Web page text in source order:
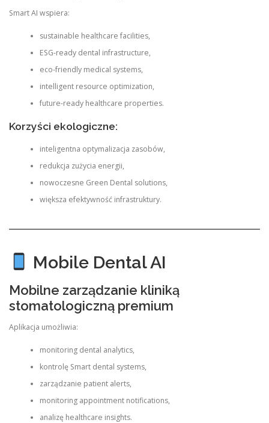
Smart AI wspiera:
sustainable healthcare facilities,
ESG-ready dental infrastructure,
eco-friendly medical systems,
intelligent resource optimization,
future-ready healthcare properties.
Korzyści ekologiczne:
inteligentna optymalizacja zasobów,
redukcja zużycia energii,
nowoczesne Green Dental solutions,
większa efektywność infrastruktury.
Mobile Dental AI
Mobilne zarządzanie kliniką
stomatologiczną premium
Aplikacja umożliwia:
monitoring dental analytics,
kontrolę Smart dental systems,
zarządzanie patient alerts,
monitoring appointment notifications,
analizę healthcare insights.